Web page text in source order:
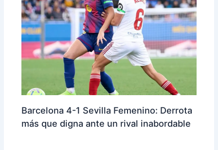
Barcelona 4-1 Sevilla Femenino: Derrota
más que digna ante un rival inabordable